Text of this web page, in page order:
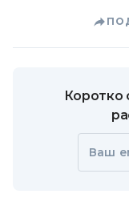
Коротко
Ваш